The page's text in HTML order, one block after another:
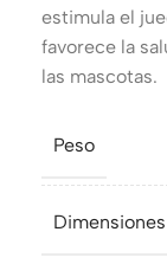
estimula el
favorece la
las mascotas.
Peso
Dimensiones